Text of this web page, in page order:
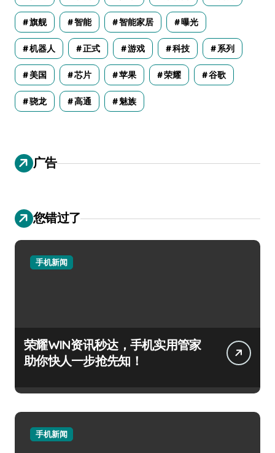
旗舰 智能 智能家居 曝光
机器人 正式 游戏 科技 系列
美国 芯片 苹果 荣耀 谷歌
骁龙 高通 魅族
广告
您错过了
手机新闻
荣耀WIN资讯秒达，手机实用管家
助你快人一步抢先知！
手机新闻